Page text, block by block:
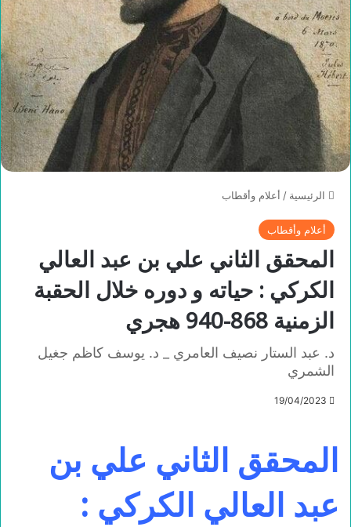
الرئيسية / أعلام وأقطاب
أعلام وأقطاب
المحقق الثاني علي بن عبد العالي
الكركي : حياته و دوره خلال الحقبة
الزمنية 868-940 هجري
د. عبد الستار نصيف العامري _ د. يوسف كاظم جغيل
الشمري
19/04/2023
المحقق الثاني علي بن
عبد العالي الكركي :